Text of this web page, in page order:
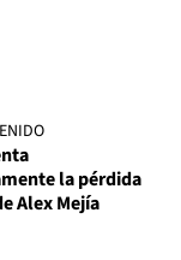
la pérdida
Alex Mejía